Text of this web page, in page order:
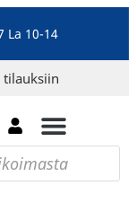
La 10-14